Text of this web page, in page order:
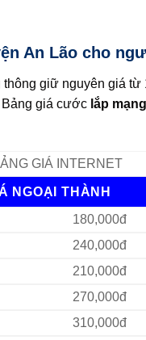
An Lão cho
giữ nguyên giá
giá cước lắp
GIÁ INTERNET
NGOẠI THÀNH
180,000đ
240,000đ
210,000đ
270,000đ
310,000đ